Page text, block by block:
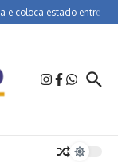
coloca estado entre os